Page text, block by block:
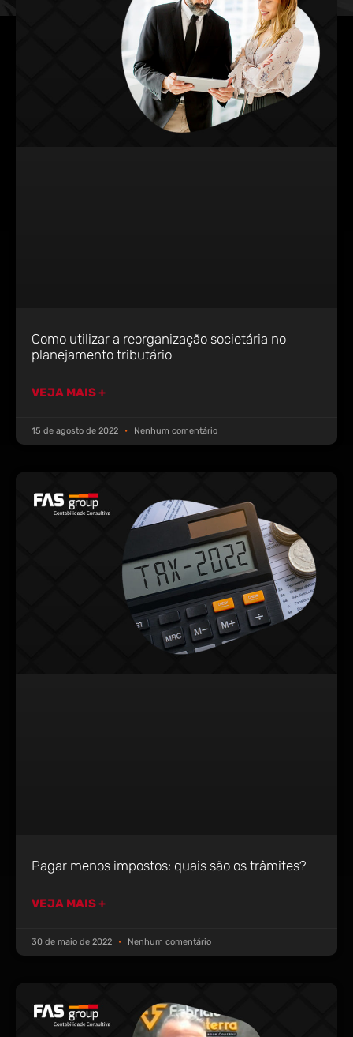
Como utilizar a reorganização societária no
planejamento tributário
VEJA MAIS +
15 de agosto de 2022 Nenhum comentário
Pagar menos impostos: quais são os trâmites?
VEJA MAIS +
30 de maio de 2022 Nenhum comentário